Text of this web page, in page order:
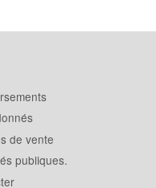
de vente
publiques.